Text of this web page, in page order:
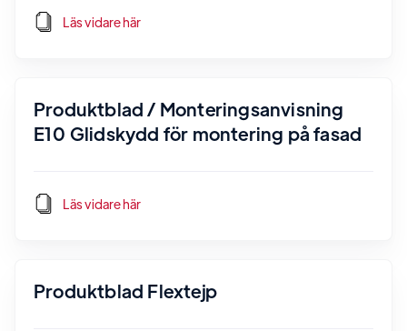
Läs vidare här
Produktblad / Monteringsanvisning
E10 Glidskydd för montering på fasad
Läs vidare här
Produktblad Flextejp